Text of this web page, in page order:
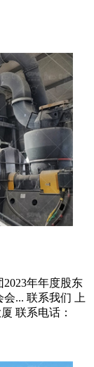
2023年年度股东
... 联系我们 上
联系电话：